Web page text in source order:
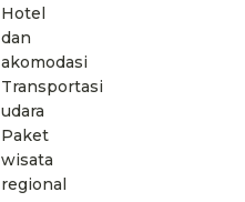
Hotel
dan
akomodasi
Transportasi
udara
Paket
wisata
regional